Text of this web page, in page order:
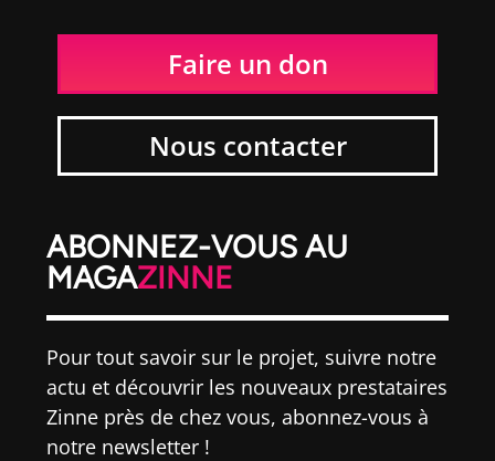
Faire un don
Nous contacter
ABONNEZ-VOUS AU
MAGAZINNE
Pour tout savoir sur le projet, suivre notre
actu et découvrir les nouveaux prestataires
Zinne près de chez vous, abonnez-vous à
notre newsletter !